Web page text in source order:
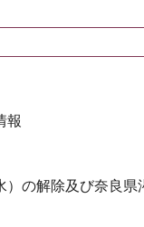
報
）の解除及び奈良